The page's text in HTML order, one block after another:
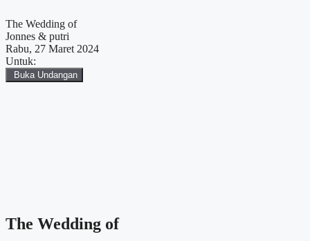
The Wedding of
Jonnes & putri
Rabu, 27 Maret 2024
Untuk:
Buka Undangan
The Wedding of